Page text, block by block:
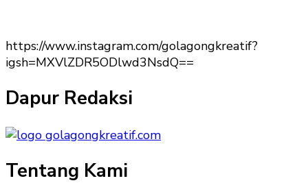
https://www.instagram.com/golagongkreatif?
igsh=MXVlZDR5ODlwd3NsdQ==
Dapur Redaksi
Tentang Kami